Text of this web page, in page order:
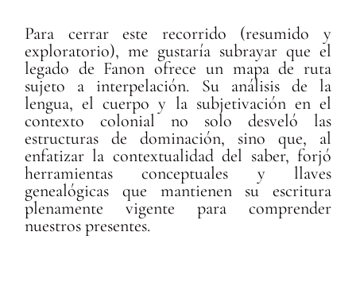
Para cerrar este recorrido (resumido y
exploratorio), me gustaría subrayar que el
legado de Fanon ofrece un mapa de ruta
sujeto a interpelación. Su análisis de la
lengua, el cuerpo y la subjetivación en el
contexto colonial no solo desveló las
estructuras de dominación, sino que, al
enfatizar la contextualidad del saber, forjó
herramientas conceptuales y llaves
genealógicas que mantienen su escritura
plenamente vigente para comprender
nuestros presentes.